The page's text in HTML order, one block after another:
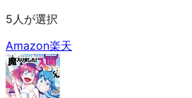
5人が選択
Amazon楽天